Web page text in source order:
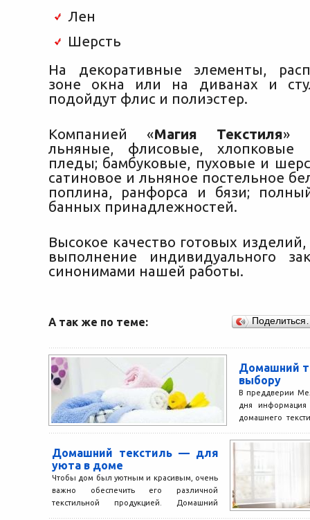
Лен
Шерсть
На декоративные элементы,
зоне окна или на диванах и
подойдут флис и полиэстер.
Компанией «Магия Текстиля»
льняные, флисовые, хлопковые
пледы; бамбуковые, пуховые и
сатиновое и льняное постельное
поплина, ранфорса и бязи;
банных принадлежностей.
Высокое качество готовых
выполнение индивидуального
синонимами нашей работы.
А так же по теме:
Домашний
выбору
В преддверии
дня
домашнего
как никто...
Домашний текстиль — для
уюта в доме
Чтобы дом был уютным и красивым, очень
важно обеспечить его различной
текстильной продукцией. Домашний